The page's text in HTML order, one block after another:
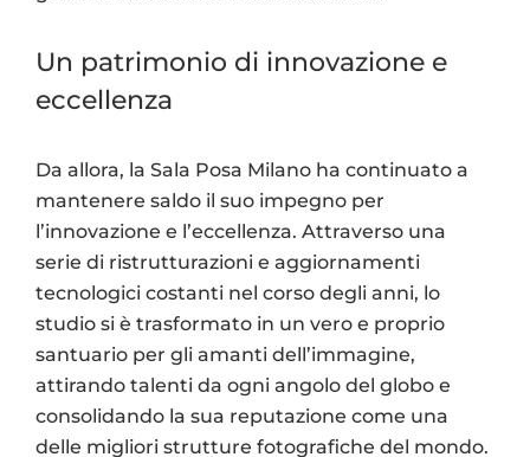
Un patrimonio di innovazione e
eccellenza
Da allora, la Sala Posa Milano ha continuato a
mantenere saldo il suo impegno per
l’innovazione e l’eccellenza. Attraverso una
serie di ristrutturazioni e aggiornamenti
tecnologici costanti nel corso degli anni, lo
studio si è trasformato in un vero e proprio
santuario per gli amanti dell’immagine,
attirando talenti da ogni angolo del globo e
consolidando la sua reputazione come una
delle migliori strutture fotografiche del mondo.